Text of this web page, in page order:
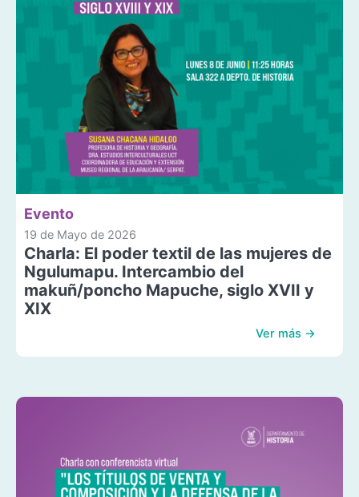
Evento
19 de Mayo de 2026
Charla: El poder textil de las mujeres de
Ngulumapu. Intercambio del
makuñ/poncho Mapuche, siglo XVII y
XIX
Ver más →